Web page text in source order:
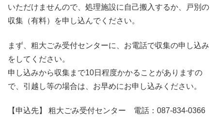
いただけませんので、処理施設に自己搬入するか、戸別の
収集（有料）を申し込んでください。
まず、粗大ごみ受付センターに、お電話で収集の申し込み
をしてください。
申し込みから収集まで10日程度かかることがありますの
で、引越し等の場合は、お早めにお申し込みください。
【申込先】 粗大ごみ受付センター 電話：087-834-0366